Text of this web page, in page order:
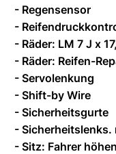
- Regensensor
-
- Räder: LM 7 J x
- Räder: Reifen-
- Servolenkung
- Shift-by Wire
- Sicherheitsgurte
-
- Sitz: Fahrer